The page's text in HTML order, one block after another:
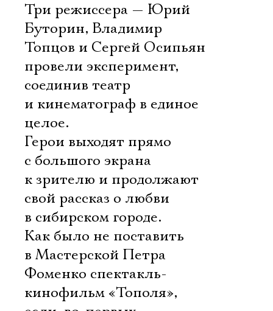
Три режиссера — Юрий
Буторин, Владимир
Топцов и Сергей Осипьян
провели эксперимент,
соединив театр
и кинематограф в единое
целое.
Герои выходят прямо
с большого экрана
к зрителю и продолжают
свой рассказ о любви
в сибирском городе.
Как было не поставить
в Мастерской Петра
Фоменко спектакль-
кинофильм «Тополя»,